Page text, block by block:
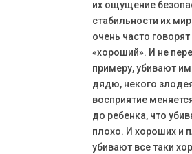
их ощущение
стабильности их
очень часто
«хороший». И не
примеру, убивают
дядю, некого
восприятие
до ребенка, что
плохо. И хороших и
убивают все таки